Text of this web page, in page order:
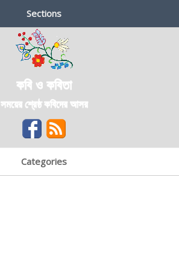
Sections
কবি ও কবিতা
সময়ের শ্রেষ্ঠ কবিদের আসর
Categories